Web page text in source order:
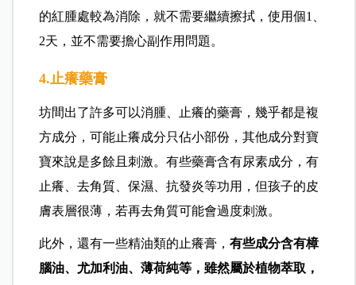
的紅腫處較為消除，就不需要繼續擦拭，使用個1、
2天，並不需要擔心副作用問題。
4.止癢藥膏
坊間出了許多可以消腫、止癢的藥膏，幾乎都是複
方成分，可能止癢成分只佔小部份，其他成分對寶
寶來說是多餘且刺激。有些藥膏含有尿素成分，有
止癢、去角質、保濕、抗發炎等功用，但孩子的皮
膚表層很薄，若再去角質可能會過度刺激。
此外，還有一些精油類的止癢膏，有些成分含有樟
腦油、尤加利油、薄荷純等，雖然屬於植物萃取，